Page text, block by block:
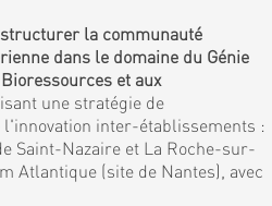
structurer la communauté
dans le domaine du Génie
et aux
une stratégie de
inter-établissements :
Saint-Nazaire et La Roche-sur-
Atlantique (site de Nantes), avec